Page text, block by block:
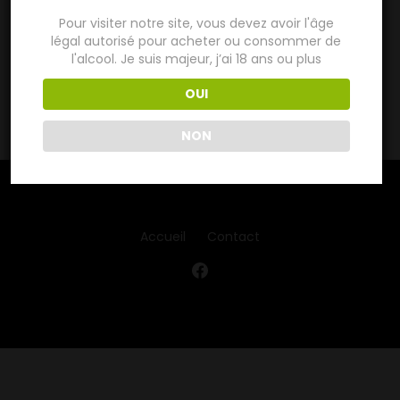
Toutes les catégories
impression
Accueil Contact
Pour visiter notre site, vous devez avoir l'âge
légal autorisé pour acheter ou consommer de
l'alcool. Je suis majeur, j’ai 18 ans ou plus
OUI
NON